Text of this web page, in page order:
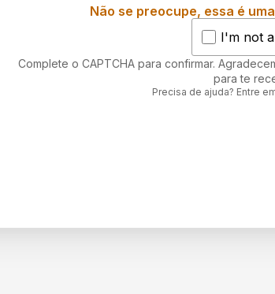
Não se preocupe, essa é
I'm not
Complete o CAPTCHA para confirmar.
para te
Precisa de ajuda? Entre